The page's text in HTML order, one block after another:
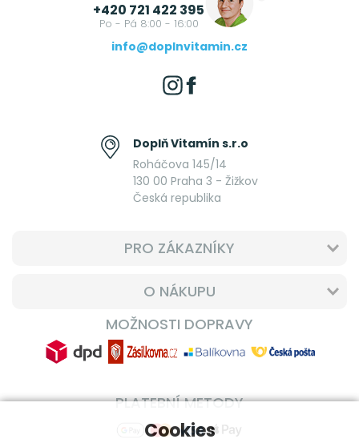
+420 721 422 395
Po - Pá 8:00 - 16:00
info@doplnvitamin.cz
Doplň Vitamín s.r.o
Roháčova 145/14
130 00 Praha 3 - Žižkov
Česká republika
PRO ZÁKAZNÍKY
O NÁKUPU
MOŽNOSTI DOPRAVY
PLATEBNÍ METODY
Cookies